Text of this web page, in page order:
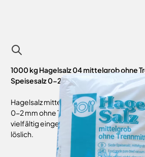
1000 kg Hagelsalz 04 mittelgrob ohne
Speisesalz 0-2 mm 40 x 25 kg Sack auf
Hagelsalz mittelgrob (Siedespeisesalz)
0-2 mm ohne Trennmittel. Dieses grobe
vielfältig eingesetzt, hat eine hohe
löslich.